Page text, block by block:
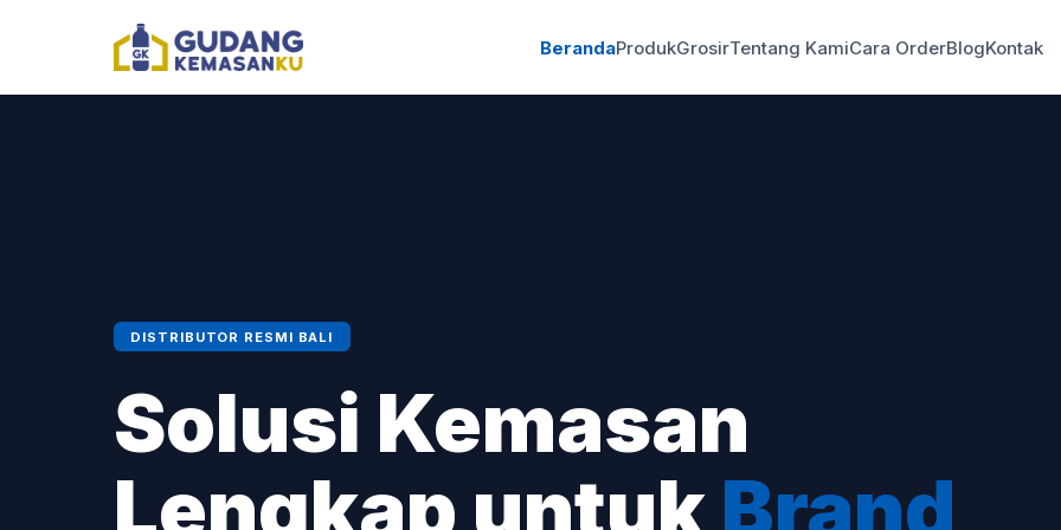
BerandaProdukGrosirTentang KamiCara OrderBlogKontak
DISTRIBUTOR RESMI BALI
Solusi Kemasan
Lengkap untukBrand